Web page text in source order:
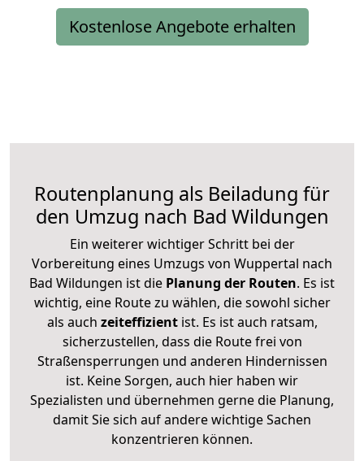
Kostenlose Angebote erhalten
Routenplanung als Beiladung für
den Umzug nach Bad Wildungen
Ein weiterer wichtiger Schritt bei der
Vorbereitung eines Umzugs von Wuppertal nach
Bad Wildungen ist die Planung der Routen. Es ist
wichtig, eine Route zu wählen, die sowohl sicher
als auch zeiteffizientist. Es ist auch ratsam,
sicherzustellen, dass die Route frei von
Straßensperrungen und anderen Hindernissen
ist. Keine Sorgen, auch hier haben wir
Spezialisten und übernehmen gerne die Planung,
damit Sie sich auf andere wichtige Sachen
konzentrieren können.